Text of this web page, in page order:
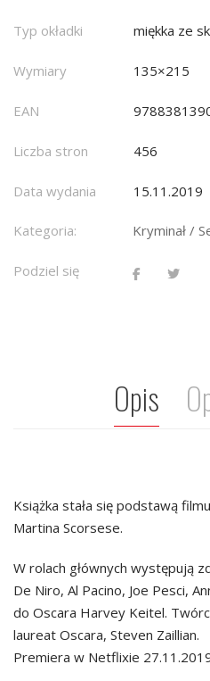
Typ okładki miękka ze
Wymiary 135×215
EAN
Liczba stron 456
Data wydania 15.11.2019
Kategoria: Kryminał /
Podziel się
Opis
Książka stała się podstawą
Martina Scorsese.
W rolach głównych występują
De Niro, Al Pacino, Joe Pesci,
do Oscara Harvey Keitel.
laureat Oscara, Steven Zaillian.
Premiera w Netflixie